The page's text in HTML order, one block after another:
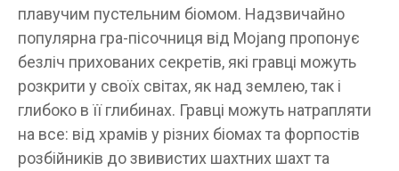
плавучим пустельним біомом. Надзвичайно
популярна гра-пісочниця від Mojang пропонує
безліч прихованих секретів, які гравці можуть
розкрити у своїх світах, як над землею, так і
глибоко в її глибинах. Гравці можуть натрапляти
на все: від храмів у різних біомах та форпостів
розбійників до звивистих шахтних шахт та